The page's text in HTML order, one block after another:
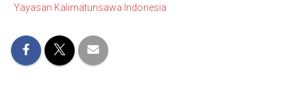
Yayasan Kalimatunsawa Indonesia